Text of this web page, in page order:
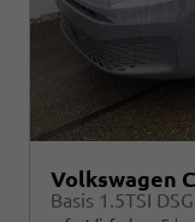
Volkswagen